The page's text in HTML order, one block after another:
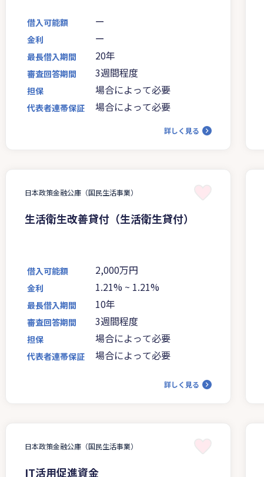
借入可能額 ー
金利 ー
最長借入期間 20年
審査回答期間 3週間程度
担保 場合によって必要
代表者連帯保証 場合によって必要
詳しく見る
日本政策金融公庫（国民生活事業）
生活衛生改善貸付（生活衛生貸付）
借入可能額 2,000万円
金利 1.21% ~ 1.21%
最長借入期間 10年
審査回答期間 3週間程度
担保 場合によって必要
代表者連帯保証 場合によって必要
詳しく見る
日本政策金融公庫（国民生活事業）
IT活用促進資金